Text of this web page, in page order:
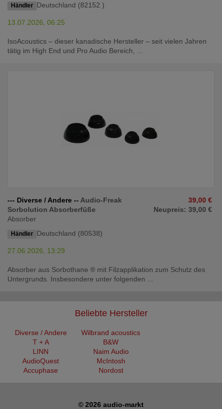
Händler Deutschland (82152 )
13.07.2026, 06:25
IsoAcoustics – dieser kanadische Hersteller – seit vielen Jahren
tätig im High End und Pro Audio Bereich, ...
--- Diverse / Andere -- Audio-Freak
Sorbolution Absorberfüße
Absorber
Händler Deutschland (80538)
39,00 €
Neupreis: 39,00 €
27.06.2026, 13:29
Absorber aus Sorbothane ® mit Filzapplikation zum Schutz des
Untergrunds. Insbesondere unter folgenden ...
Beliebte Hersteller
Diverse / Andere
Wilbrand acoustics
T + A
B&W
LINN
Naim Audio
AudioQuest
McIntosh
Accuphase
Nordost
© 2026 audio-markt